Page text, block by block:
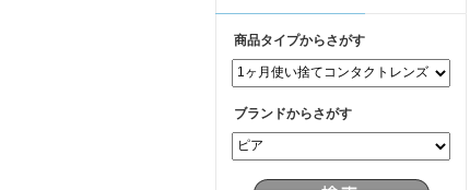
商品タイプからさがす
ブランドからさがす